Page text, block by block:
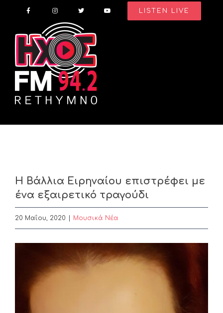
content
LISTEN LIVE
Η Βάλλια Ειρηναίου επιστρέφει με
ένα εξαιρετικό τραγούδι
20 Μαΐου, 2020 Μουσικά Νέα
Image